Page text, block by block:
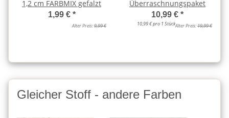
1,2 cm FARBMIX gefalzt
1,99 € *
Alter Preis:9,99 €
Überraschnungspaket
10,99 € *
10,99 € pro 1 StückAlter Preis:19,99 €
Gleicher Stoff - andere Farben